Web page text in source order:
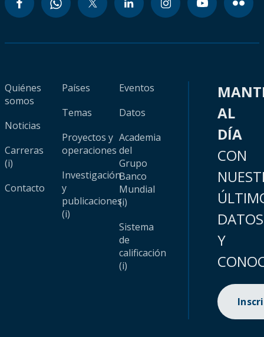
Quiénes
somos
Noticias
Carreras
(i)
Contacto
Países
Temas
Proyectos y
operaciones
Investigación
y
publicaciones
(i)
Eventos
Datos
Academia
del
Grupo
Banco
Mundial
(i)
Sistema
de
calificación
(i)
AL
DÍA
CON
DATOS
Y